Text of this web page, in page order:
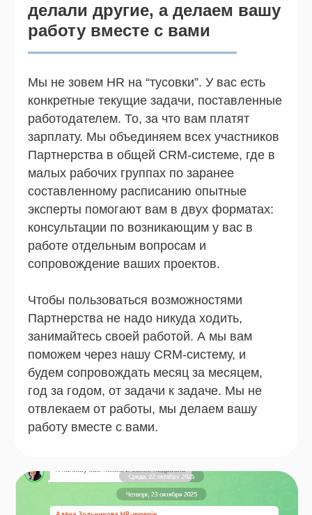
делали другие, а делаем вашу
работу вместе с вами
Мы не зовем HR на “тусовки”. У вас есть
конкретные текущие задачи, поставленные
работодателем. То, за что вам платят
зарплату. Мы объединяем всех участников
Партнерства в общей CRM-системе, где в
малых рабочих группах по заранее
составленному расписанию опытные
эксперты помогают вам в двух форматах:
консультации по возникающим у вас в
работе отдельным вопросам и
сопровождение ваших проектов.
Чтобы пользоваться возможностями
Партнерства не надо никуда ходить,
занимайтесь своей работой. А мы вам
поможем через нашу CRM-систему, и
будем сопровождать месяц за месяцем,
год за годом, от задачи к задаче. Мы не
отвлекаем от работы, мы делаем вашу
работу вместе с вами.